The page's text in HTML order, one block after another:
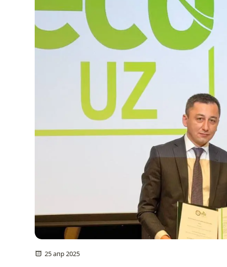
25 апр 2025